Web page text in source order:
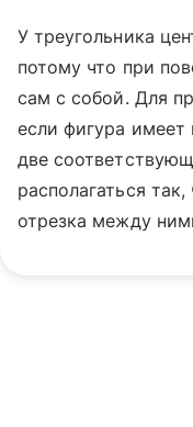
У треугольника
потому что при
сам с собой. Для
если фигура
две
располагаться
отрезка между